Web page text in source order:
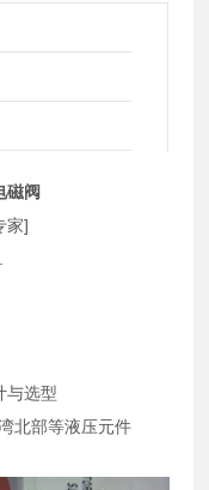
磁阀
家]
与选型
北部等液压元件